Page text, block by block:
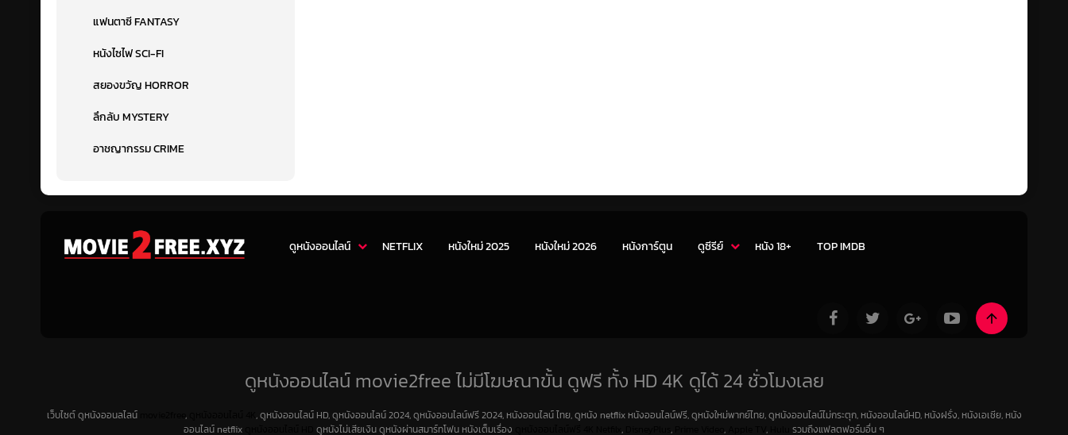
แฟนตาซี FANTASY
หนังไซไฟ SCI-FI
สยองขวัญ HORROR
ลึกลับ MYSTERY
อาชญากรรม CRIME
ดูหนังออนไลน์ NETFLIX หนังใหม่ 2025 หนังใหม่ 2026 หนังการ์ตูน ดูซีรีย์ หนัง 18+ TOP IMDB
ดูหนังออนไลน์ movie2free ไม่มีโฆษณาขั้น ดูฟรี ทั้ง HD 4K ดูได้ 24 ชั่วโมงเลย
เว็บไซต์ ดูหนังออนลไลน์ ,
, ดูหนังออนไลน์ HD, ดูหนังออนไลน์ 2024, ดูหนังออนไลน์ฟรี 2024, หนังออนไลน์ ไทย, ดูหนัง netflix หนังออนไลน์ฟรี, ดูหนังใหม่พากย์ไทย, ดูหนังออนไลน์ไม่กระตุก, หนังออนไลน์HD, หนังฝรั่ง, หนังเอเชีย, หนัง
ออนไลน์ netflix
ดูหนังไม่เสียเงิน ดูหนังผ่านสมาร์ทโฟน หนังเต็มเรื่อง , , , , รวมถึงแฟลตฟอร์มอื่น ๆ